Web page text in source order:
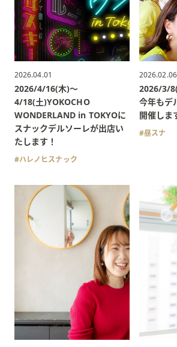
2026.04.01
2026/4/16(木)〜
4/18(土)YOKOCHO
WONDERLAND in TOKYOに
スナックデルソーレが出店い
たします！
ハレノヒスナック
2026.02.06
2026/3/
今年もデ
開催しま
昼スナ